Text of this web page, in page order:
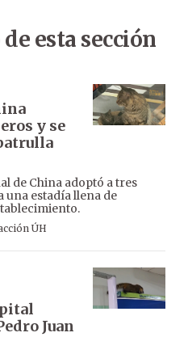
esta sección
y se
de China adoptó a tres
una estadía llena de
ÚH
Juan